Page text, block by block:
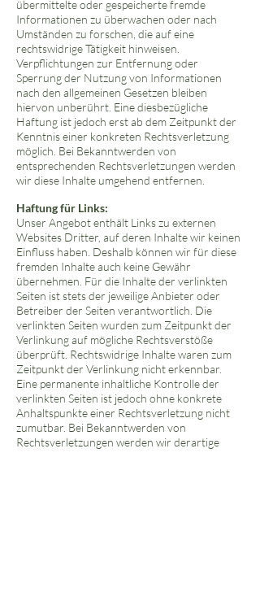
übermittelte oder gespeicherte fremde
Informationen zu überwachen oder nach
Umständen zu forschen, die auf eine
rechtswidrige Tätigkeit hinweisen.
Verpflichtungen zur Entfernung oder
Sperrung der Nutzung von Informationen
nach den allgemeinen Gesetzen bleiben
hiervon unberührt. Eine diesbezügliche
Haftung ist jedoch erst ab dem Zeitpunkt der
Kenntnis einer konkreten Rechtsverletzung
möglich. Bei Bekanntwerden von
entsprechenden Rechtsverletzungen werden
wir diese Inhalte umgehend entfernen.
Haftung für Links:
Unser Angebot enthält Links zu externen
Websites Dritter, auf deren Inhalte wir keinen
Einfluss haben. Deshalb können wir für diese
fremden Inhalte auch keine Gewähr
übernehmen. Für die Inhalte der verlinkten
Seiten ist stets der jeweilige Anbieter oder
Betreiber der Seiten verantwortlich. Die
verlinkten Seiten wurden zum Zeitpunkt der
Verlinkung auf mögliche Rechtsverstöße
überprüft. Rechtswidrige Inhalte waren zum
Zeitpunkt der Verlinkung nicht erkennbar.
Eine permanente inhaltliche Kontrolle der
verlinkten Seiten ist jedoch ohne konkrete
Anhaltspunkte einer Rechtsverletzung nicht
zumutbar. Bei Bekanntwerden von
Rechtsverletzungen werden wir derartige